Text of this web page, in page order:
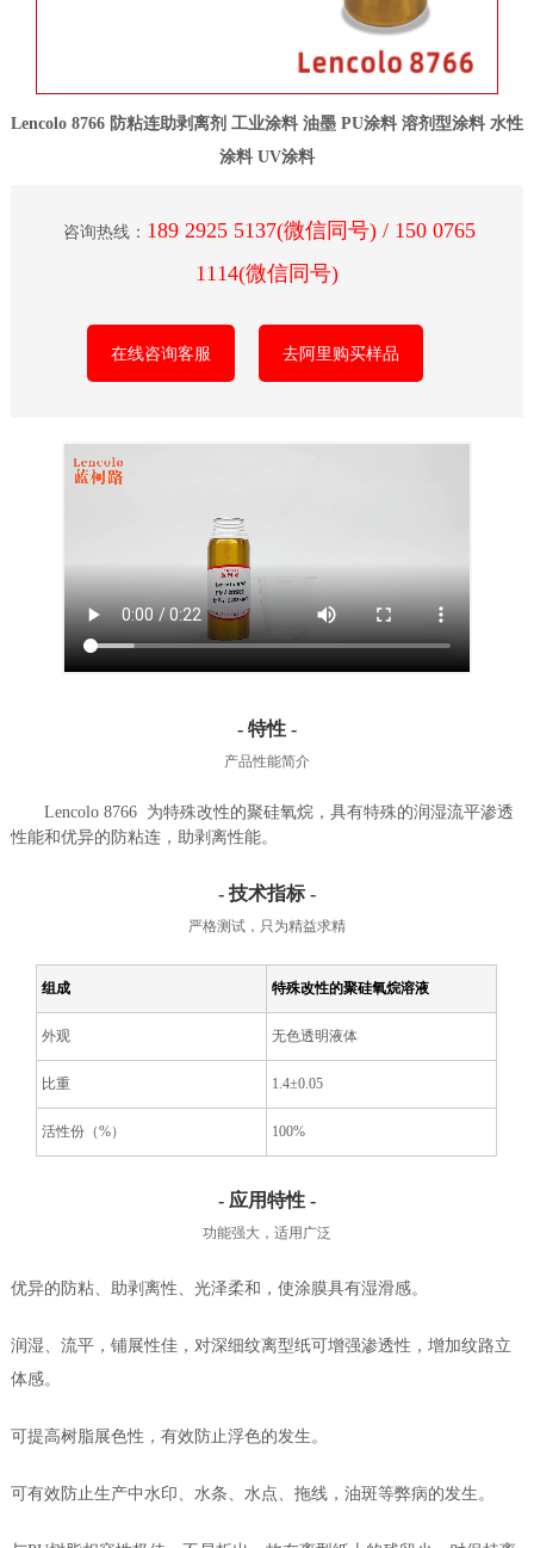
Lencolo 8766 防粘连助剥离剂 工业涂料 油墨 PU涂料 溶剂型涂料 水性
涂料 UV涂料
咨询热线： 189 2925 5137(微信同号) / 150 0765
1114(微信同号)
在线咨询客服 去阿里购买样品
- 特性 -
产品性能简介
Lencolo 8766 为特殊改性的聚硅氧烷，具有特殊的润湿流平渗透
性能和优异的防粘连，助剥离性能。
- 技术指标 -
严格测试，只为精益求精
组成 特殊改性的聚硅氧烷溶液
外观 无色透明液体
比重 1.4±0.05
活性份（%） 100%
- 应用特性 -
功能强大，适用广泛
优异的防粘、助剥离性、光泽柔和，使涂膜具有湿滑感。
润湿、流平，铺展性佳，对深细纹离型纸可增强渗透性，增加纹路立
体感。
可提高树脂展色性，有效防止浮色的发生。
可有效防止生产中水印、水条、水点、拖线，油斑等弊病的发生。